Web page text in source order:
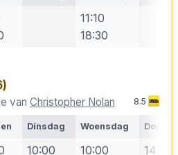
11:10
18:30
van Christopher Nolan 8.5
Dinsdag Woensdag
10:00
10:00
14:50